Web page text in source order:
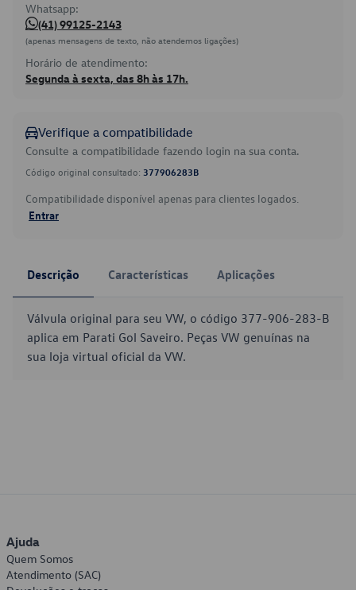
Whatsapp:
(41) 99125-2143
(apenas mensagens de texto, não atendemos ligações)
Horário de atendimento:
Segunda à sexta, das 8h às 17h.
Verifique a compatibilidade
Consulte a compatibilidade fazendo login na sua conta.
Código original consultado: 377906283B
Compatibilidade disponível apenas para clientes logados.
Entrar
Descrição Características Aplicações
Válvula original para seu VW, o código 377-906-283-B
aplica em Parati Gol Saveiro. Peças VW genuínas na
sua loja virtual oficial da VW.
Ajuda
Quem Somos
Atendimento (SAC)